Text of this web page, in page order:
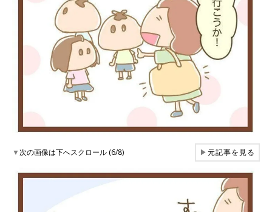
▼次の画像は下へスクロール (6/8) ▶元記事を見る